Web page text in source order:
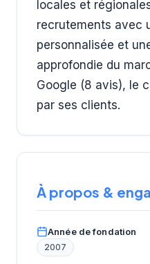
locales et
recrutements avec
personnalisée et
approfondie du
Google (8 avis), le
par ses clients.
À propos &
Année de fondation
2007